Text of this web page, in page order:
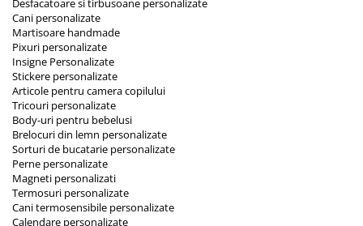
Desfacatoare si tirbusoane personalizate
Cani personalizate
Martisoare handmade
Pixuri personalizate
Insigne Personalizate
Stickere personalizate
Articole pentru camera copilului
Tricouri personalizate
Body-uri pentru bebelusi
Brelocuri din lemn personalizate
Sorturi de bucatarie personalizate
Perne personalizate
Magneti personalizati
Termosuri personalizate
Cani termosensibile personalizate
Calendare personalizate